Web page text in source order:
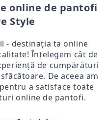
online de pantofi
Style
- destinația ta online
Înțelegem cât de
de cumpărături
De aceea am
a satisface toate
online de pantofi.